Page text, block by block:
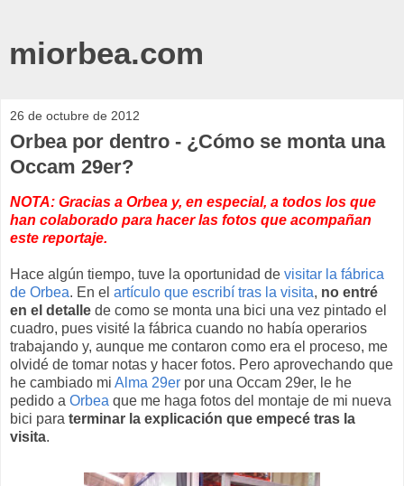
miorbea.com
26 de octubre de 2012
Orbea por dentro - ¿Cómo se monta una
Occam 29er?
NOTA: Gracias a Orbea y, en especial, a todos los que
han colaborado para hacer las fotos que acompañan
este reportaje.
Hace algún tiempo, tuve la oportunidad de visitar la fábrica
de Orbea. En el artículo que escribí tras la visita, no entré
en el detalle de como se monta una bici una vez pintado el
cuadro, pues visité la fábrica cuando no había operarios
trabajando y, aunque me contaron como era el proceso, me
olvidé de tomar notas y hacer fotos. Pero aprovechando que
he cambiado mi Alma 29er por una Occam 29er, le he
pedido a Orbea que me haga fotos del montaje de mi nueva
bici para terminar la explicación que empecé tras la
visita.